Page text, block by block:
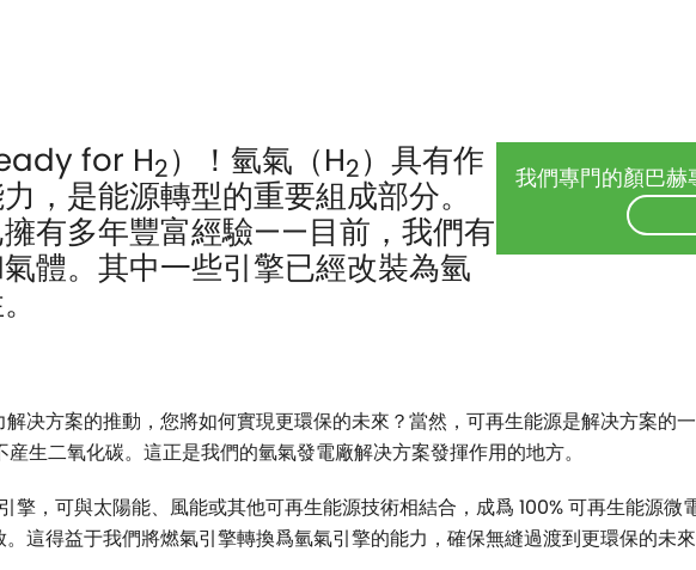
for H2）！氫氣（H2）具有作
，是能源轉型的重要組成部分。
有多年豐富經驗——目前，我們有
體。其中一些引擎已經改裝為氫
我們專門的顏巴赫
决方案的推動，您將如何實現更環保的未來？當然，可再生能源是解决方案的
生二氧化碳。這正是我們的氫氣發電廠解决方案發揮作用的地方。
，可與太陽能、風能或其他可再生能源技術相結合，成爲 100% 可再生能源微
這得益于我們將燃氣引擎轉換爲氫氣引擎的能力，確保無縫過渡到更環保的未來